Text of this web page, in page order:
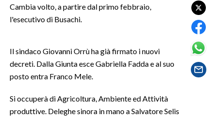
CULTURA
GOSSIP
SARDEGNA TURISMO
Cambia volto, a partire dal primo febbraio,
l'esecutivo di Busachi.
Il sindaco Giovanni Orrù ha già firmato i nuovi
decreti. Dalla Giunta esce Gabriella Fadda e al suo
posto entra Franco Mele.
Si occuperà di Agricoltura, Ambiente ed Attività
produttive. Deleghe sinora in mano a Salvatore Selis